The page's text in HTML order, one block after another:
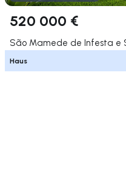
520 000 €
Haus
rechts navigieren